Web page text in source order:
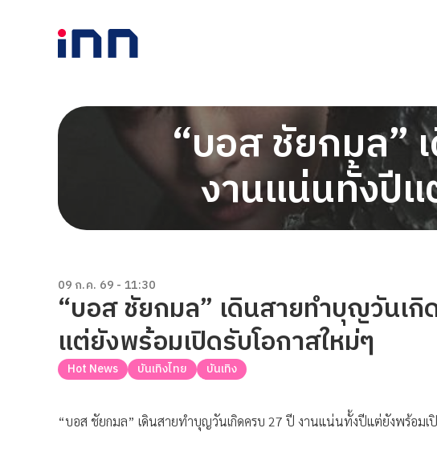
“บอส ชัยกมล”
งานแน่นทั้งปีแ
09 ก.ค. 69 - 11:30
“บอส ชัยกมล” เดินสายทำบุญวันเ
แต่ยังพร้อมเปิดรับโอกาสใหม่ๆ
Hot News บันเทิงไทย บันเทิง
“บอส ชัยกมล” เดินสายทำบุญวันเกิดครบ 27 ปี งานแน่นทั้งปีแต่ยังพร้อมเ